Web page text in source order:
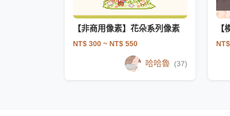
【非商用像素】花朵系列像素
NT$ 300 ~ NT$ 550
哈哈魯 (37)
【